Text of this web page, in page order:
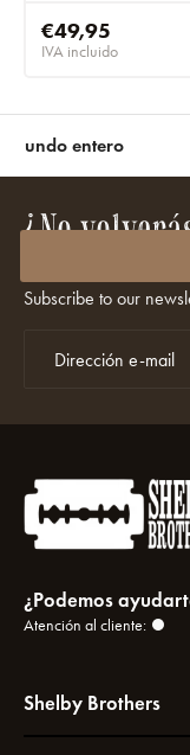
€49,95
IVA incluido
mundo entero
¿No
Subscribe to our
¿Podemos
Atención al cliente:
Shelby Brothers